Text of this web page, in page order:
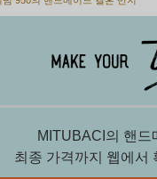
MITUBACI의 핸드
최종 가격까지 웹에서